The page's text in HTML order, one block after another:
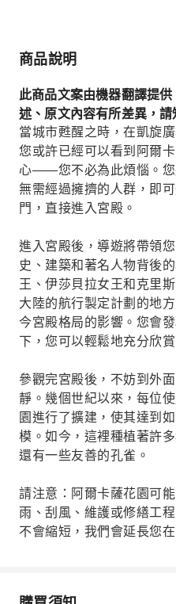
商品說明
此商品文案由機器翻譯提
述、原文內容有所差異，請
當城市甦醒之時，在凱旋
您或許已經可以看到阿爾
心——您不必為此煩惱。您
無需經過擁擠的人群，即
門，直接進入宮殿。
進入宮殿後，導遊將帶領
史、建築和著名人物背後
王、伊莎貝拉女王和克里
大陸的航行製定計劃的地
今宮殿格局的影響。您會
下，您可以輕鬆地充分欣
參觀完宮殿後，不妨到外
靜。幾個世紀以來，每位
園進行了擴建，使其達到
模。如今，這裡種植著許
還有一些友善的孔雀。
請注意：阿爾卡薩花園可
雨、刮風、維護或修繕工
不會縮短，我們會延長您